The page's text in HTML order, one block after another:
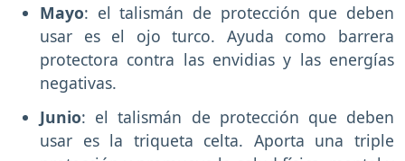
Mayo: el talismán de protección que deben
usar es el ojo turco. Ayuda como barrera
protectora contra las envidias y las energías
negativas.
Junio: el talismán de protección que deben
usar es la triqueta celta. Aporta una triple